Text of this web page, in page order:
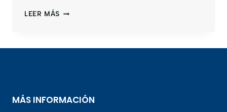
LEER MÁS
MÁS INFORMACIÓN